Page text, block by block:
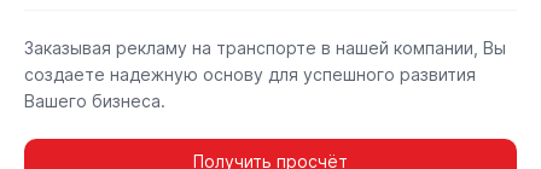
Заказывая рекламу на транспорте в нашей компании, Вы
создаете надежную основу для успешного развития
Вашего бизнеса.
Получить просчёт